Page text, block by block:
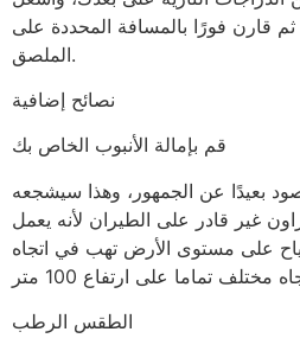
قارن فورًا بالمسافة المحددة على
الملصق.
نصائح إضافية
قم بإمالة الأنبوب الخاص بك
بعيدًا عن الجمهور، وهذا سيشجعه
غير قادر على الطيران لأنه يعمل
على مستوى الأرض تهب في اتجاه